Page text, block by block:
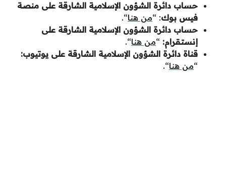
حساب دائرة الشؤون الإسلامية الشارقة على منصة
فيس بوك: “من هنا“.
حساب دائرة الشؤون الإسلامية الشارقة على
إنستقرام: “من هنا“.
قناة دائرة الشؤون الإسلامية الشارقة على يوتيوب:
“من هنا“.